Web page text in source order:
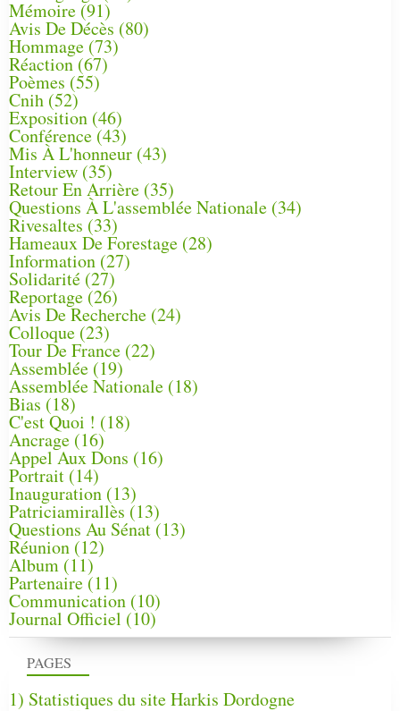
PAGES
1) Statistiques du site Harkis Dordogne
Mémoire (91)
Avis De Décès (80)
Hommage (73)
Réaction(67)
Poèmes (55)
Cnih (52)
Exposition (46)
Conférence(43)
Mis À L'honneur (43)
Interview (35)
Retour En Arrière (35)
Questions À L'assemblée Nationale (34)
Rivesaltes (33)
Hameaux De Forestage (28)
Information (27)
Solidarité (27)
Reportage(26)
Avis De Recherche (24)
Colloque (23)
Tour De France (22)
Assemblée (19)
Assemblée Nationale (18)
Bias (18)
C'est Quoi ! (18)
Ancrage (16)
Appel Aux Dons (16)
Portrait (14)
Inauguration (13)
Patriciamirallès (13)
Questions Au Sénat(13)
Réunion (12)
Album (11)
Partenaire(11)
Communication (10)
Journal Officiel (10)